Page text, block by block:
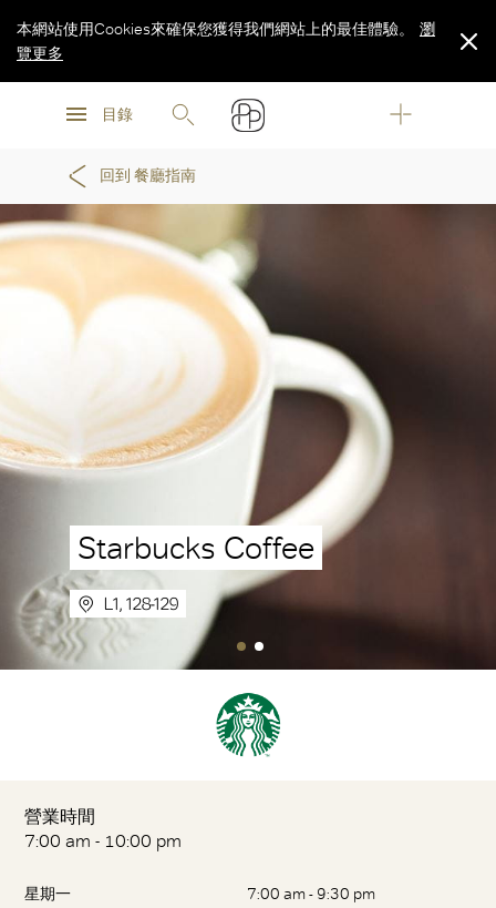
瀏
目錄
本網站使用Cookies來確保您獲得我們網站上的最佳體驗。
瀏
覽更多
回到 餐廳指南
Starbucks Coffee
L1, 128-129
營業時間
7:00 am - 10:00 pm
星期一
7:00 am - 9:30 pm